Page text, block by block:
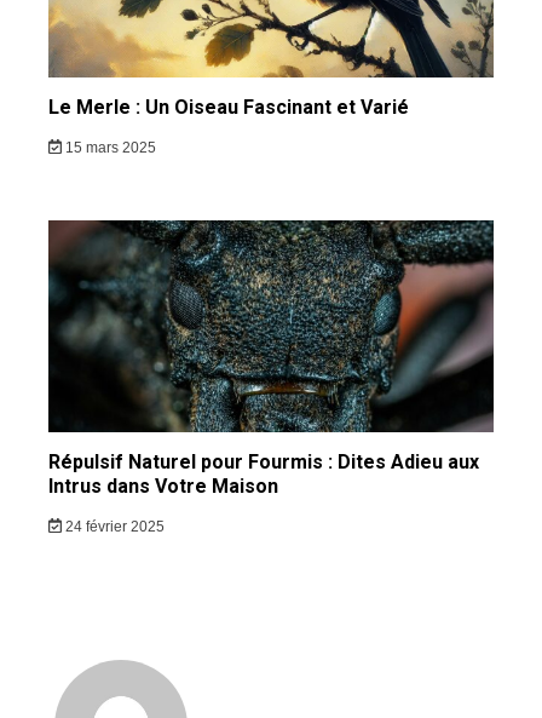
Le Merle : Un Oiseau Fascinant et Varié
15 mars 2025
Répulsif Naturel pour Fourmis : Dites Adieu aux
Intrus dans Votre Maison
24 février 2025